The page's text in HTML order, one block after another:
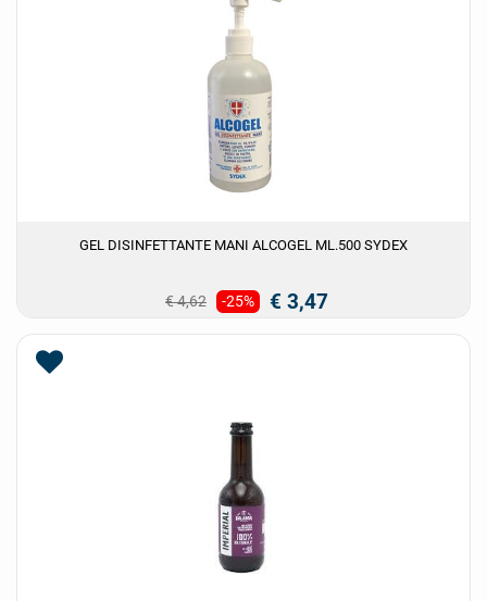
GEL DISINFETTANTE MANI ALCOGEL ML.500 SYDEX
€ 4,62 -25% € 3,47